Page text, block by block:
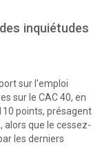
inquiétudes
sur l'emploi
sur le CAC 40, en
points, présagent
alors que le cessez-
les derniers